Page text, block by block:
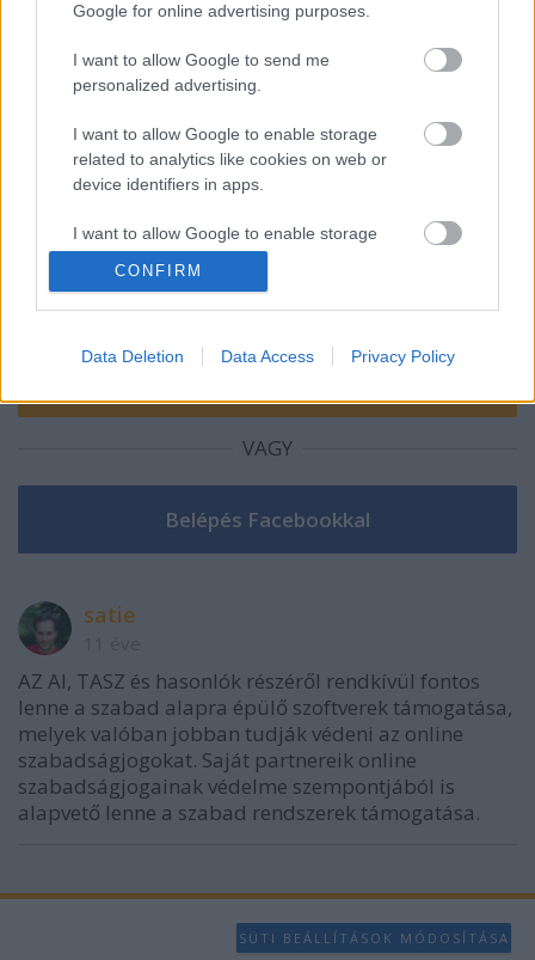
Google for online advertising purposes.
I want to allow Google to send me
personalized advertising.
I want to allow Google to enable storage
related to analytics like cookies on web or
device identifiers in apps.
I want to allow Google to enable storage
related to functionality of the website or app.
I want to allow Google to enable storage
related to security, including authentication
CONFIRM
Data Deletion Data Access Privacy Policy
Katalán köztársaság. 8
Szólj hozzá!
A hozzászóláshoz be kell lépned!
VAGY
satie
AZ AI, TASZ és hasonlók részéről rendkívül fontos
lenne a szabad alapra épülő szoftverek támogatása,
melyek valóban jobban tudják védeni az online
szabadságjogokat. Saját partnereik online
szabadságjogainak védelme szempontjából is
alapvető lenne a szabad rendszerek támogatása.
SÜTI BEÁLLÍTÁSOK MÓDOSÍTÁSA